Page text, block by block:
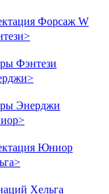
Форсаж W
>
Фэнтези
>
Энерджи
>
Юниор
>
Хельга